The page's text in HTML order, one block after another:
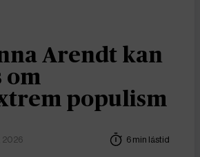
Arendt kan
om
populism
2026 6 min lästid